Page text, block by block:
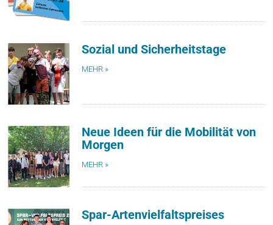
Sozial und Sicherheitstage
MEHR »
Neue Ideen für die Mobilität von
Morgen
MEHR »
Spar-Artenvielfaltspreises